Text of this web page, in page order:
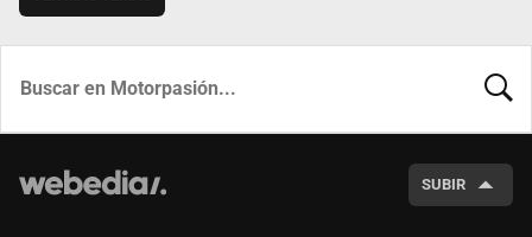
SUBIR